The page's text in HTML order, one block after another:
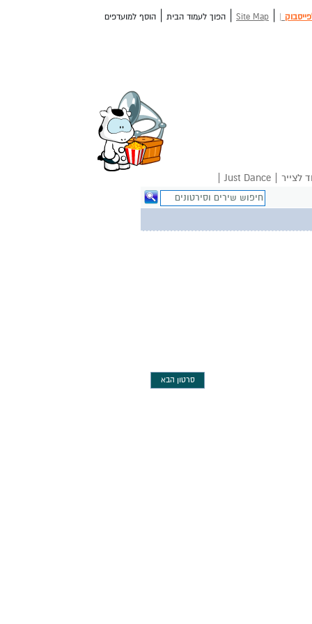
הפוך לעמוד הבית הוסף למועדפים Site Map
לצייר Just Dance
|